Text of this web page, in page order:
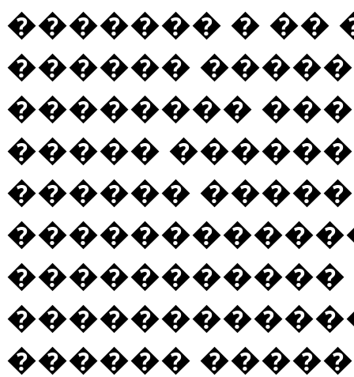
������� � ��
������
��������
�����
������
�����������
������